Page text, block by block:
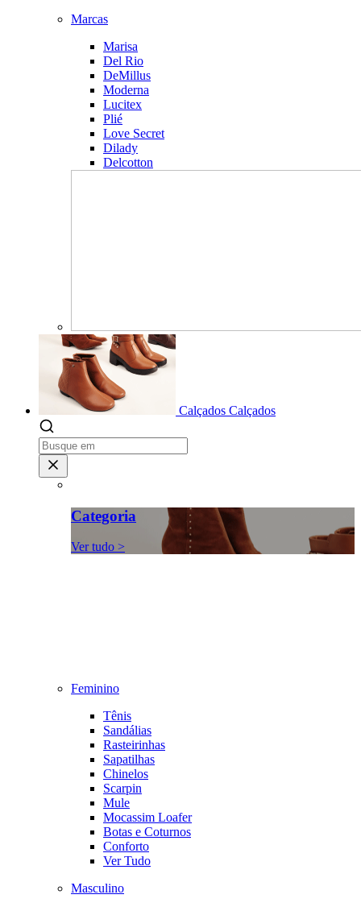
Marcas
Marisa
Del Rio
DeMillus
Moderna
Lucitex
Plié
Love Secret
Dilady
Delcotton
Calçados Calçados
Categoria
Ver tudo >
Feminino
Tênis
Sandálias
Rasteirinhas
Sapatilhas
Chinelos
Scarpin
Mule
Mocassim Loafer
Botas e Coturnos
Conforto
Ver Tudo
Masculino